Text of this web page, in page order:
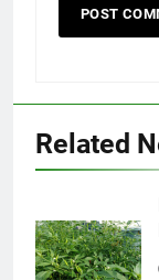
Related